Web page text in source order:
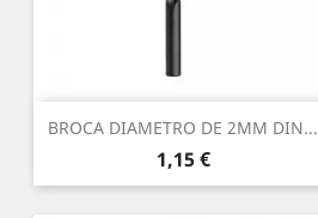
BROCA DIAMETRO DE 2MM DIN...
Precio
1,15 €